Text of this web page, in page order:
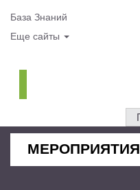
База Знаний
Еще сайты
МЕРОПРИЯТИЯ